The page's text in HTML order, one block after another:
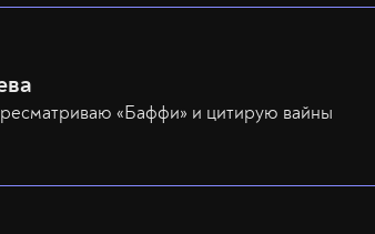
«Баффи» и цитирую вайны